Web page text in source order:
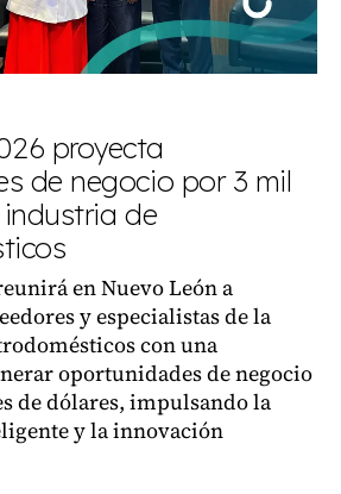
proyecta
de negocio por 3 mil
de
en Nuevo León a
y especialistas de la
con una
oportunidades de negocio
de dólares, impulsando la
y la innovación